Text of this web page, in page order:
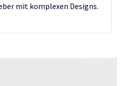
mit komplexen Designs.